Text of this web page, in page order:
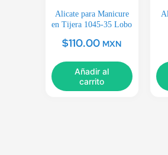
Alicate para Manicure
en Tijera 1045-35 Lobo
$110.00 MXN
Añadir al
carrito